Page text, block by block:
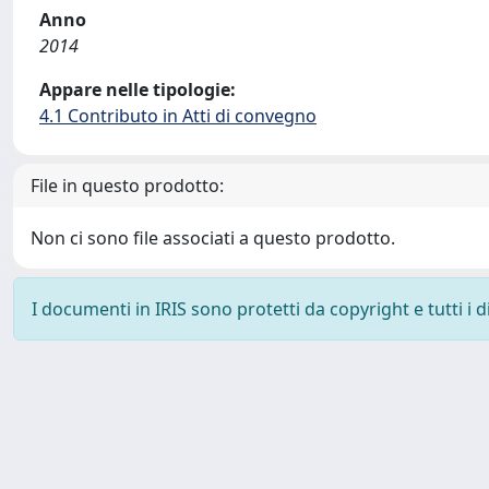
Anno
2014
Appare nelle tipologie:
4.1 Contributo in Atti di convegno
File in questo prodotto:
Non ci sono file associati a questo prodotto.
I documenti in IRIS sono protetti da copyright e tutti i